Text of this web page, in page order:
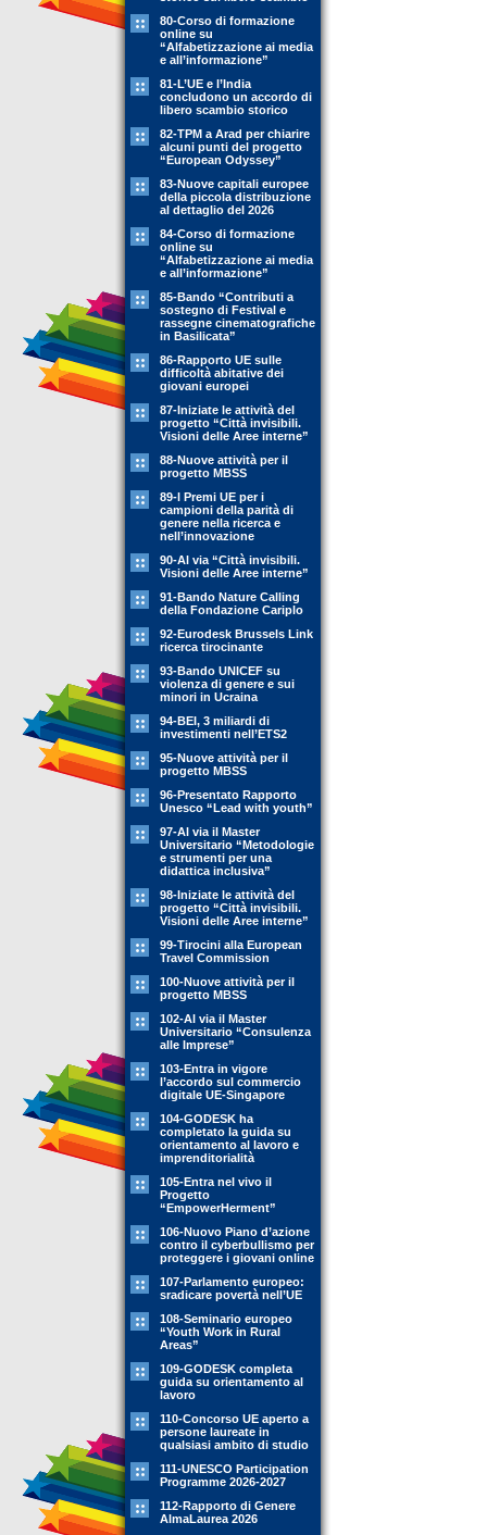
80-Corso di formazione
online su
“Alfabetizzazione ai media
e all’informazione”
81-L’UE e l’India
concludono un accordo di
libero scambio storico
82-TPM a Arad per chiarire
alcuni punti del progetto
“European Odyssey”
83-Nuove capitali europee
della piccola distribuzione
al dettaglio del 2026
84-Corso di formazione
online su
“Alfabetizzazione ai media
e all’informazione”
85-Bando “Contributi a
sostegno di Festival e
rassegne cinematografiche
in Basilicata”
86-Rapporto UE sulle
difficoltà abitative dei
giovani europei
87-Iniziate le attività del
progetto “Città invisibili.
Visioni delle Aree interne”
88-Nuove attività per il
progetto MBSS
89-l Premi UE per i
campioni della parità di
genere nella ricerca e
nell’innovazione
90-Al via “Città invisibili.
Visioni delle Aree interne”
91-Bando Nature Calling
della Fondazione Cariplo
92-Eurodesk Brussels Link
ricerca tirocinante
93-Bando UNICEF su
violenza di genere e sui
minori in Ucraina
94-BEI, 3 miliardi di
investimenti nell’ETS2
95-Nuove attività per il
progetto MBSS
96-Presentato Rapporto
Unesco “Lead with youth”
97-Al via il Master
Universitario “Metodologie
e strumenti per una
didattica inclusiva”
98-Iniziate le attività del
progetto “Città invisibili.
Visioni delle Aree interne”
99-Tirocini alla European
Travel Commission
100-Nuove attività per il
progetto MBSS
102-Al via il Master
Universitario “Consulenza
alle Imprese”
103-Entra in vigore
l’accordo sul commercio
digitale UE-Singapore
104-GODESK ha
completato la guida su
orientamento al lavoro e
imprenditorialità
105-Entra nel vivo il
Progetto
“EmpowerHerment”
106-Nuovo Piano d’azione
contro il cyberbullismo per
proteggere i giovani online
107-Parlamento europeo:
sradicare povertà nell’UE
108-Seminario europeo
“Youth Work in Rural
Areas”
109-GODESK completa
guida su orientamento al
lavoro
110-Concorso UE aperto a
persone laureate in
qualsiasi ambito di studio
111-UNESCO Participation
Programme 2026-2027
112-Rapporto di Genere
AlmaLaurea 2026